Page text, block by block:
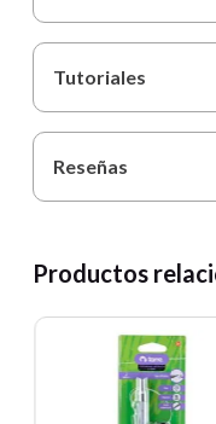
Tutoriales
Reseñas
Productos